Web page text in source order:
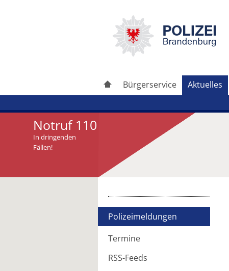
Bürgerservice Aktuelles
Notruf 110
In dringenden
Fällen!
Polizeimeldungen
Termine
RSS-Feeds
Artikel weiterleiten